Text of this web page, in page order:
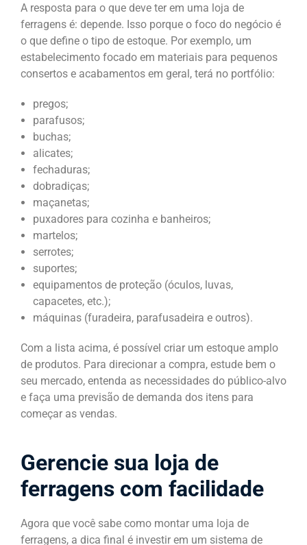
A resposta para o que deve ter em uma loja de
ferragens é: depende. Isso porque o foco do negócio é
o que define o tipo de estoque. Por exemplo, um
estabelecimento focado em materiais para pequenos
consertos e acabamentos em geral, terá no portfólio:
pregos;
parafusos;
buchas;
alicates;
fechaduras;
dobradiças;
maçanetas;
puxadores para cozinha e banheiros;
martelos;
serrotes;
suportes;
equipamentos de proteção (óculos, luvas,
capacetes, etc.);
máquinas (furadeira, parafusadeira e outros).
Com a lista acima, é possível criar um estoque amplo
de produtos. Para direcionar a compra, estude bem o
seu mercado, entenda as necessidades do público-alvo
e faça uma previsão de demanda dos itens para
começar as vendas.
Gerencie sua loja de
ferragens com facilidade
Agora que você sabe como montar uma loja de
ferragens, a dica final é investir em um sistema de